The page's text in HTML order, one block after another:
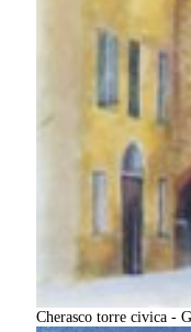
Cherasco torre civica -